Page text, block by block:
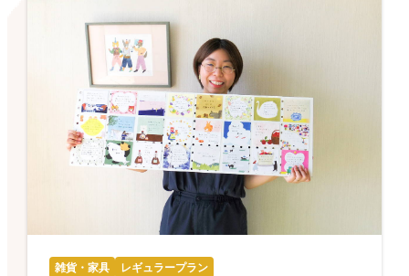
雑貨・家具 レギュラープラン